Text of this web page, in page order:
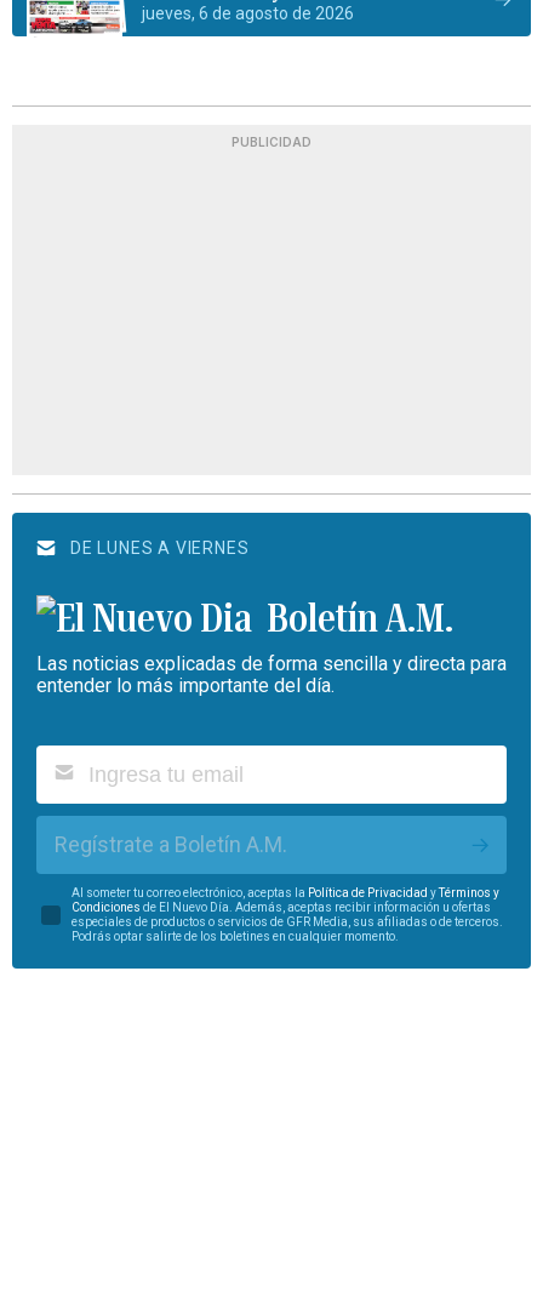
jueves, 6 de agosto de 2026
PUBLICIDAD
DE LUNES A VIERNES
Boletín A.M.
Las noticias explicadas de forma sencilla y directa para
entender lo más importante del día.
Regístrate a Boletín A.M.
Al someter tu correo electrónico, aceptas la Política de Privacidad yTérminos y
Condiciones de El Nuevo Día. Además, aceptas recibir información u ofertas
especiales de productos o servicios de GFR Media, sus afiliadas o de terceros.
Podrás optar salirte de los boletines en cualquier momento.